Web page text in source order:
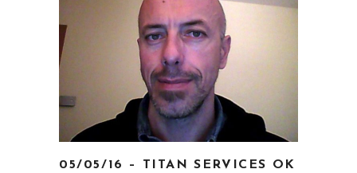
05/05/16 – TITAN SERVICES OK